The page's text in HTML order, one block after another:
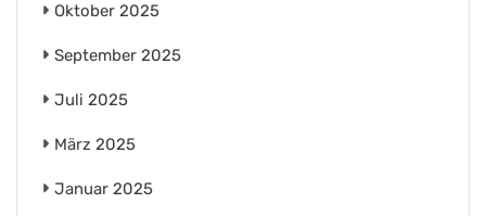
Oktober 2025
September 2025
Juli 2025
März 2025
Januar 2025